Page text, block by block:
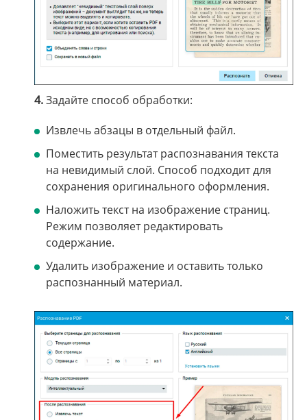
4.Задайте способ обработки:
Извлечь абзацы в отдельный файл.
Поместить результат распознавания текста
на невидимый слой. Способ подходит для
сохранения оригинального оформления.
Наложить текст на изображение страниц.
Режим позволяет редактировать
содержание.
Удалить изображение и оставить только
распознанный материал.